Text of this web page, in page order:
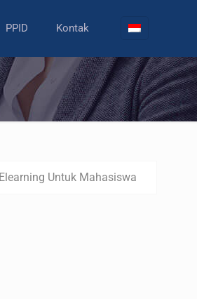
PPID Kontak
Elearning Untuk Mahasiswa